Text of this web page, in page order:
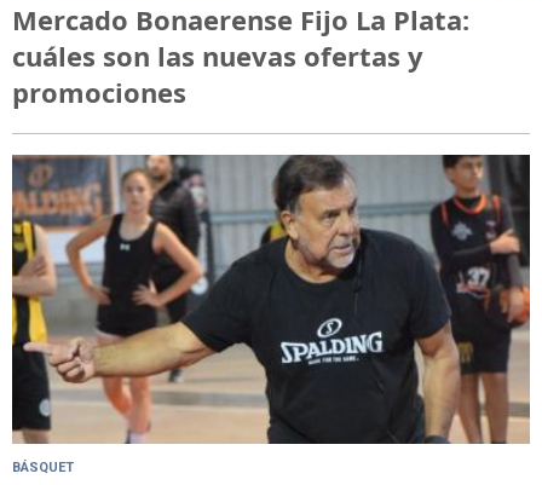
Mercado Bonaerense Fijo La Plata:
cuáles son las nuevas ofertas y
promociones
BÁSQUET